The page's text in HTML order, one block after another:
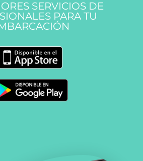
SERVICIOS DE
PARA TU